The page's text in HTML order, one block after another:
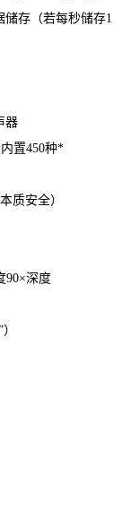
存（若每秒储存1
器
置450种*
质安全）
90×深度